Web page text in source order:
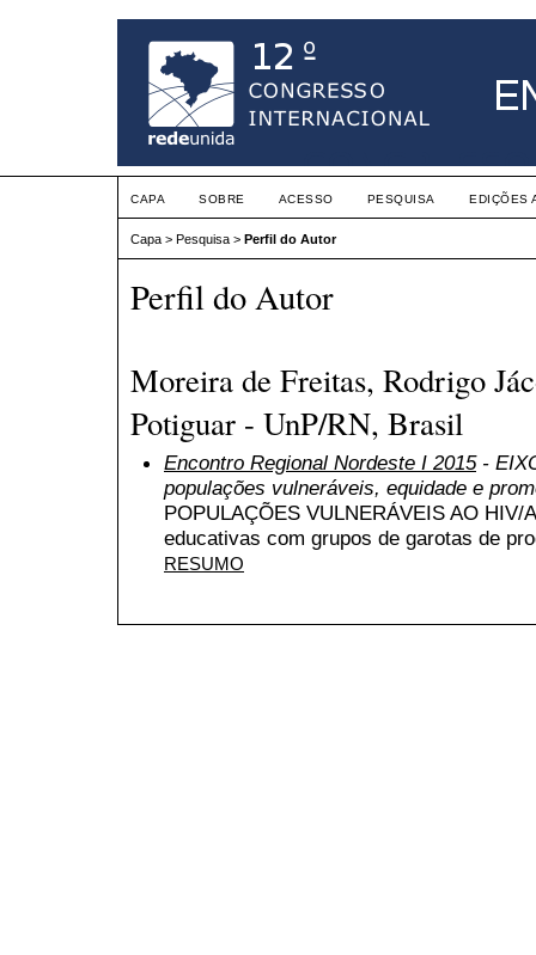
CAPA SOBRE ACESSO PESQUISA EDIÇÕES
Capa > Pesquisa > Perfil do Autor
Perfil do Autor
Moreira de Freitas, Rodrigo
Potiguar - UnP/RN, Brasil
Encontro Regional Nordeste I 2015-
populações vulneráveis, equidade e
POPULAÇÕES VULNERÁVEIS AO
educativas com grupos de garotas de
RESUMO